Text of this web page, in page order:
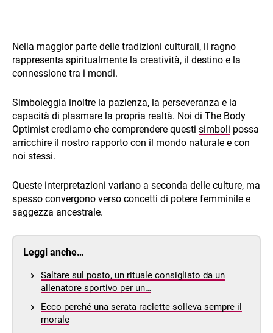
Nella maggior parte delle tradizioni culturali, il ragno
rappresenta spiritualmente la creatività, il destino e la
connessione tra i mondi.
Simboleggia inoltre la pazienza, la perseveranza e la
capacità di plasmare la propria realtà. Noi di The Body
Optimist crediamo che comprendere questi simboli possa
arricchire il nostro rapporto con il mondo naturale e con
noi stessi.
Queste interpretazioni variano a seconda delle culture, ma
spesso convergono verso concetti di potere femminile e
saggezza ancestrale.
Leggi anche…
Saltare sul posto, un rituale consigliato da un
allenatore sportivo per un…
Ecco perché una serata raclette solleva sempre il
morale